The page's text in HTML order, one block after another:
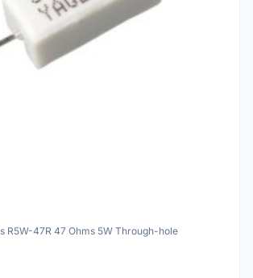
R5W-47R 47 Ohms 5W Through-hole